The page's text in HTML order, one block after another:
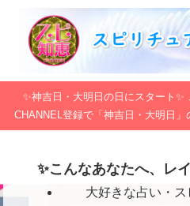
✨神吉日・大明日の日にスタート
CHANNEL登録で「神吉日・大明日」
✨こんなあなたへ、レ
大好きな占い・